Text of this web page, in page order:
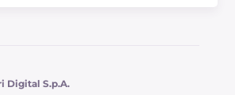
Digital S.p.A.